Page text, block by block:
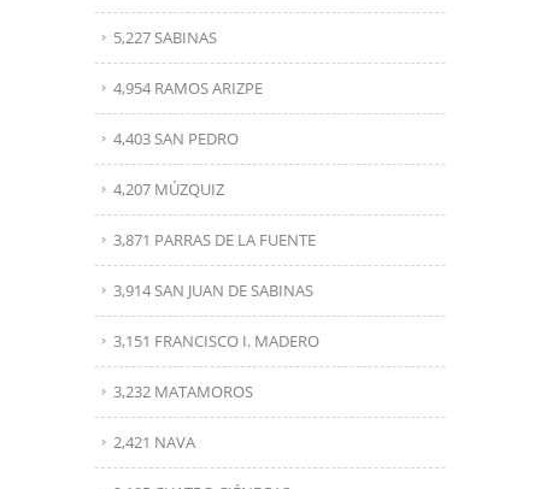
5,227 SABINAS
4,954 RAMOS ARIZPE
4,403 SAN PEDRO
4,207 MÚZQUIZ
3,871 PARRAS DE LA FUENTE
3,914 SAN JUAN DE SABINAS
3,151 FRANCISCO I. MADERO
3,232 MATAMOROS
2,421 NAVA